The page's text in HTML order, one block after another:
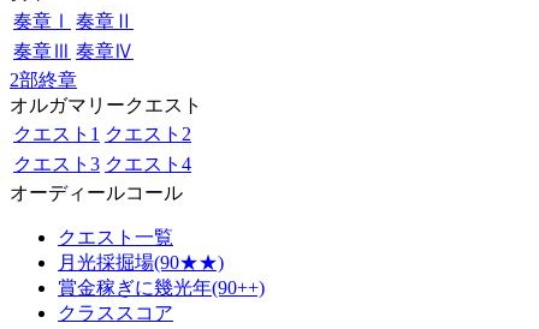
奏章Ⅰ
奏章Ⅱ
奏章Ⅲ 奏章Ⅳ
2部終章
オルガマリークエスト
クエスト1 クエスト2
クエスト3 クエスト4
オーディールコール
クエスト一覧
月光採掘場(90★★)
賞金稼ぎに幾光年(90++)
クラススコア